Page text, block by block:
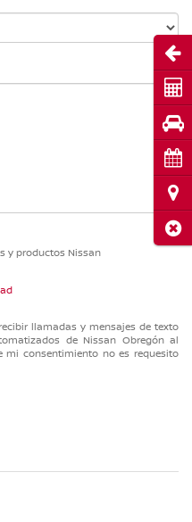
y productos Nissan
llamadas y mensajes de texto
de Nissan Obregón al
mi consentimiento no es requesito